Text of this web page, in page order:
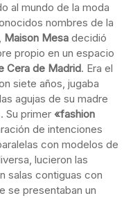
al mundo de la moda
nombres de la
Maison Mesa decidió
propio en un espacio
Cera de Madrid. Era el
siete años, jugaba
agujas de su madre
Su primer «fashion
de intenciones
con modelos de
lucieron las
salas contiguas con
se presentaban un